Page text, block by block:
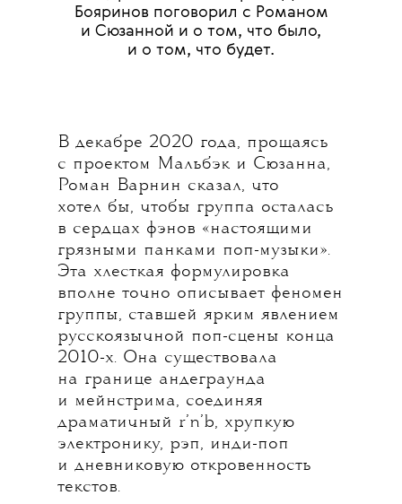
Бояринов поговорил с Романом
и Сюзанной и о том, что было,
и о том, что будет.
В декабре 2020 года, прощаясь
с проектом Мальбэк и Сюзанна,
Роман Варнин сказал, что
хотел бы, чтобы группа осталась
в сердцах фэнов «настоящими
грязными панками поп-музыки».
Эта хлесткая формулировка
вполне точно описывает феномен
группы, ставшей ярким явлением
русскоязычной поп-сцены конца
2010-х. Она существовала
на границе андеграунда
и мейнстрима, соединяя
драматичный r’n’b, хрупкую
электронику, рэп, инди-поп
и дневниковую откровенность
текстов.